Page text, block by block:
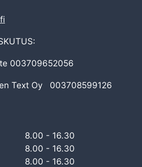
003709652056
Text Oy 003708599126
8.00 - 16.30
8.00 - 16.30
8.00 - 16.30